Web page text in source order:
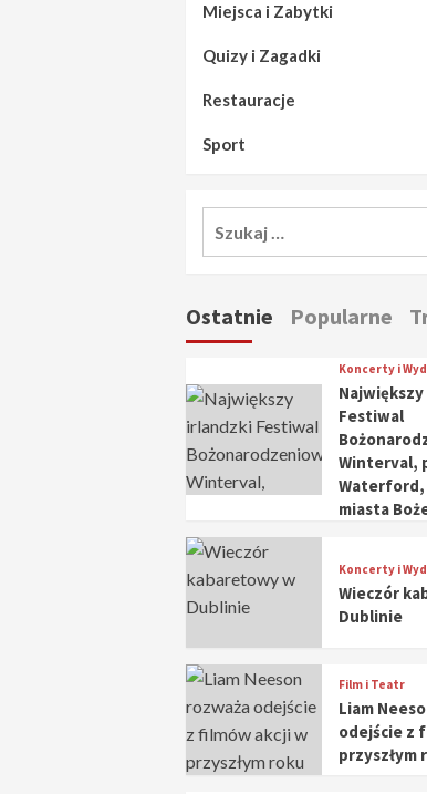
Miejsca i Zabytki
Quizy i Zagadki
Restauracje
Sport
Ostatnie Popularne
Koncerty i
Festiwal
Winterval,
miasta
Koncerty i
Wieczór
Dublinie
Film i Teatr
Liam
odejście z
przyszłym